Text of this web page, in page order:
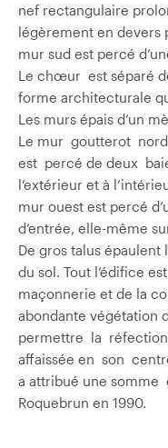
nef rectangulaire
légèrement en devers
mur sud est percé
Le chœur est séparé
forme architecturale
Les murs épais d’un
Le mur goutterot
est percé de deux
l’extérieur et à
mur ouest est percé
d’entrée, elle-même
De gros talus
du sol. Tout l’édifice
maçonnerie et de la
abondante végétation
permettre la
affaissée en son
a attribué une
Roquebrun en 1990.